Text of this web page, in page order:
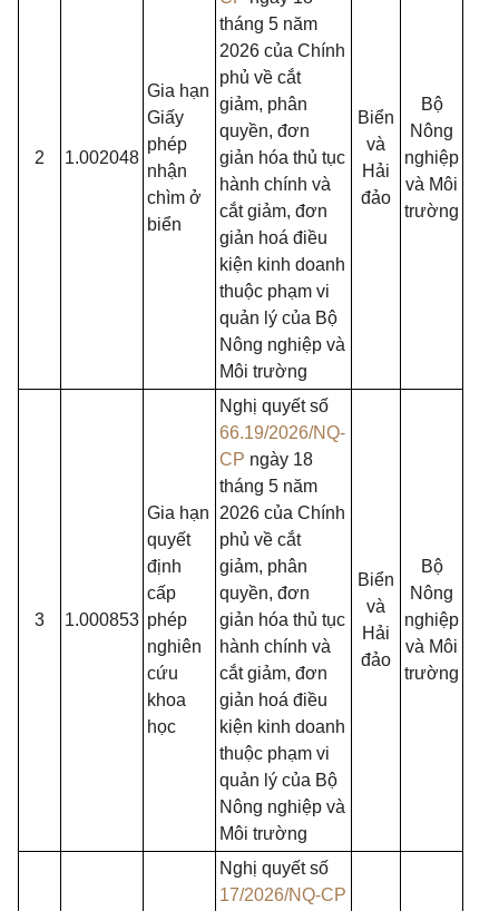
2 1.002048
Gia hạn
Giấy
phép
nhận
chìm ở
biển
tháng 5 năm
2026 của Chính
phủ về cắt
giảm, phân
quyền, đơn
giản hóa thủ tục
hành chính và
cắt giảm, đơn
giản hoá điều
kiện kinh doanh
thuộc phạm vi
quản lý của Bộ
Nông nghiệp và
Môi trường
Biển
và
Hải
đảo
Bộ
Nông
nghiệp
và Môi
trường
3 1.000853
Gia hạn
quyết
định
cấp
phép
nghiên
cứu
khoa
học
Nghị quyết số
66.19/2026/NQ-
CP ngày 18
tháng 5 năm
2026 của Chính
phủ về cắt
giảm, phân
quyền, đơn
giản hóa thủ tục
hành chính và
cắt giảm, đơn
giản hoá điều
kiện kinh doanh
thuộc phạm vi
quản lý của Bộ
Nông nghiệp và
Môi trường
Biển
và
Hải
đảo
Bộ
Nông
nghiệp
và Môi
trường
Nghị quyết số
17/2026/NQ-CP